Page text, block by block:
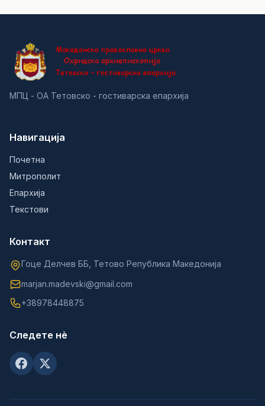
МПЦ - ОА Тетовско - гостиварска епархија
Навигација
Почетна
Митрополит
Епархија
Текстови
Контакт
Гоце Делчев ББ, Тетово Република Македонија
marjan.madevski@gmail.com
+38978448875
Следете нè